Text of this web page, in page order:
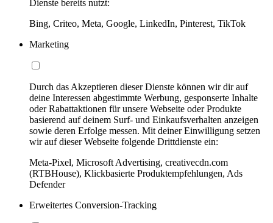
Dienste bereits nutzt:
Bing, Criteo, Meta, Google, LinkedIn, Pinterest, TikTok
Marketing
Durch das Akzeptieren dieser Dienste können wir dir auf
deine Interessen abgestimmte Werbung, gesponserte Inhalte
oder Rabattaktionen für unsere Webseite oder Produkte
basierend auf deinem Surf- und Einkaufsverhalten anzeigen
sowie deren Erfolge messen. Mit deiner Einwilligung setzen
wir auf dieser Webseite folgende Drittdienste ein:
Meta-Pixel, Microsoft Advertising, creativecdn.com
(RTBHouse), Klickbasierte Produktempfehlungen, Ads
Defender
Erweitertes Conversion-Tracking